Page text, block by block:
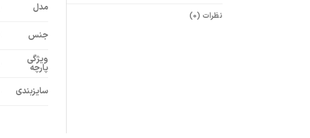
نظرات (0)
مدل
جنس
ویژگی
پارچه
سایزبندی